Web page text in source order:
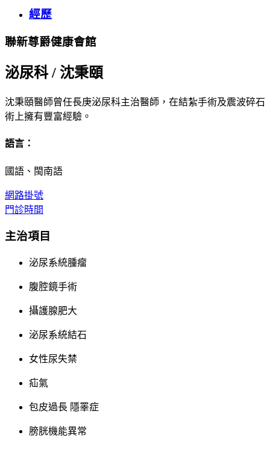
經歷
聯新尊爵健康會館
泌尿科 / 沈秉頤
沈秉頤醫師曾任長庚泌尿科主治醫師，在結紮手術及震波碎石
術上擁有豐富經驗。
語言：
國語、閩南語
網路掛號
門診時間
主治項目
泌尿系統腫瘤
腹腔鏡手術
攝護腺肥大
泌尿系統結石
女性尿失禁
疝氣
包皮過長 隱睪症
膀胱機能異常